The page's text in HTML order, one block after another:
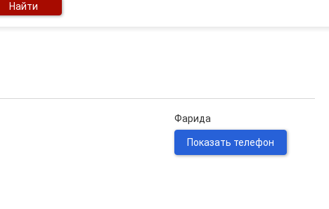
Найти
Фарида
Показать телефон